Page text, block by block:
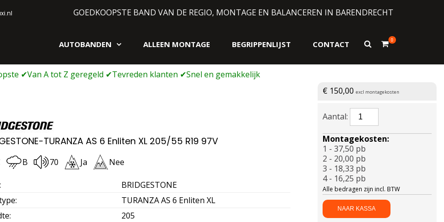
GOEDKOOPSTE BAND VAN DE REGIO, MONTAGE EN BALANCEREN IN BARENDRECHT
AUTOBANDEN ALLEEN MONTAGE BEGRIPPENLIJST CONTACT
Toon
0
TURANZA AS 6 Enliten XL 205/55 R19 97V
€ 150,00 excl montagekosten
B 70 Ja Nee
:
BRIDGESTONE
:
TURANZA AS 6 Enliten XL
:
205
BRIDGESTONE-
TURANZA
AS
6
Enliten
XL
205/55
R19
97V
aantal
NAAR KASSA
Montagekosten:
1 - 37,50 pb
2 - 20,00 pb
3 - 18,33 pb
4 - 16,25 pb
Alle bedragen zijn incl. BTW